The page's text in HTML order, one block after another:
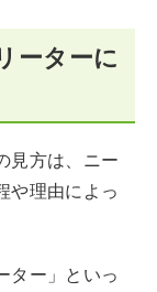
ーターに
見方は、ニー
や理由によっ
ター」といっ